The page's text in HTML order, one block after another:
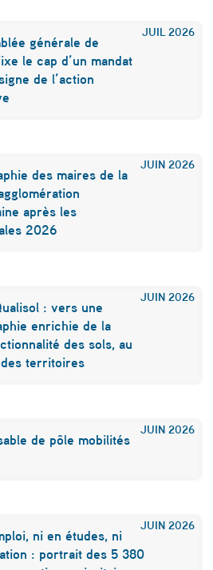
JUIL 2026
générale de
le cap d’un mandat
de l’action
JUIN 2026
des maires de la
après les
2026
JUIN 2026
: vers une
enrichie de la
des sols, au
territoires
JUIN 2026
de pôle mobilités
JUIN 2026
ni en études, ni
: portrait des 5 380